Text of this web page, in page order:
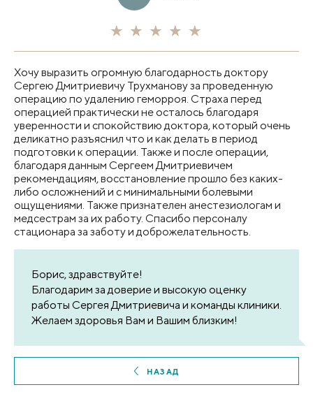
Хочу выразить огромную благодарность доктору
Сергею Дмитриевичу Трухманову за проведенную
операцию по удалению геморроя. Страха перед
операцией практически не осталось благодаря
уверенности и спокойствию доктора, который очень
деликатно разъяснил что и как делать в период
подготовки к операции. Также и после операции,
благодаря данным Сергеем Дмитриевичем
рекомендациям, восстановление прошло без каких-
либо осложнений и с минимальными болевыми
ощущениями. Также признателен анестезиологам и
медсестрам за их работу. Спасибо персоналу
стационара за заботу и доброжелательность.
Борис, здравствуйте!
Благодарим за доверие и высокую оценку
работы Сергея Дмитриевича и команды клиники.
Желаем здоровья Вам и Вашим близким!
НАЗАД